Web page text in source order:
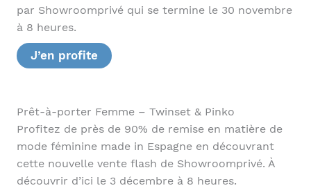
par Showroomprivé qui se termine le 30 novembre
à 8 heures.
J’en profite
Prêt-à-porter Femme – Twinset & Pinko
Profitez de près de 90% de remise en matière de
mode féminine made in Espagne en découvrant
cette nouvelle vente flash de Showroomprivé. À
découvrir d’ici le 3 décembre à 8 heures.